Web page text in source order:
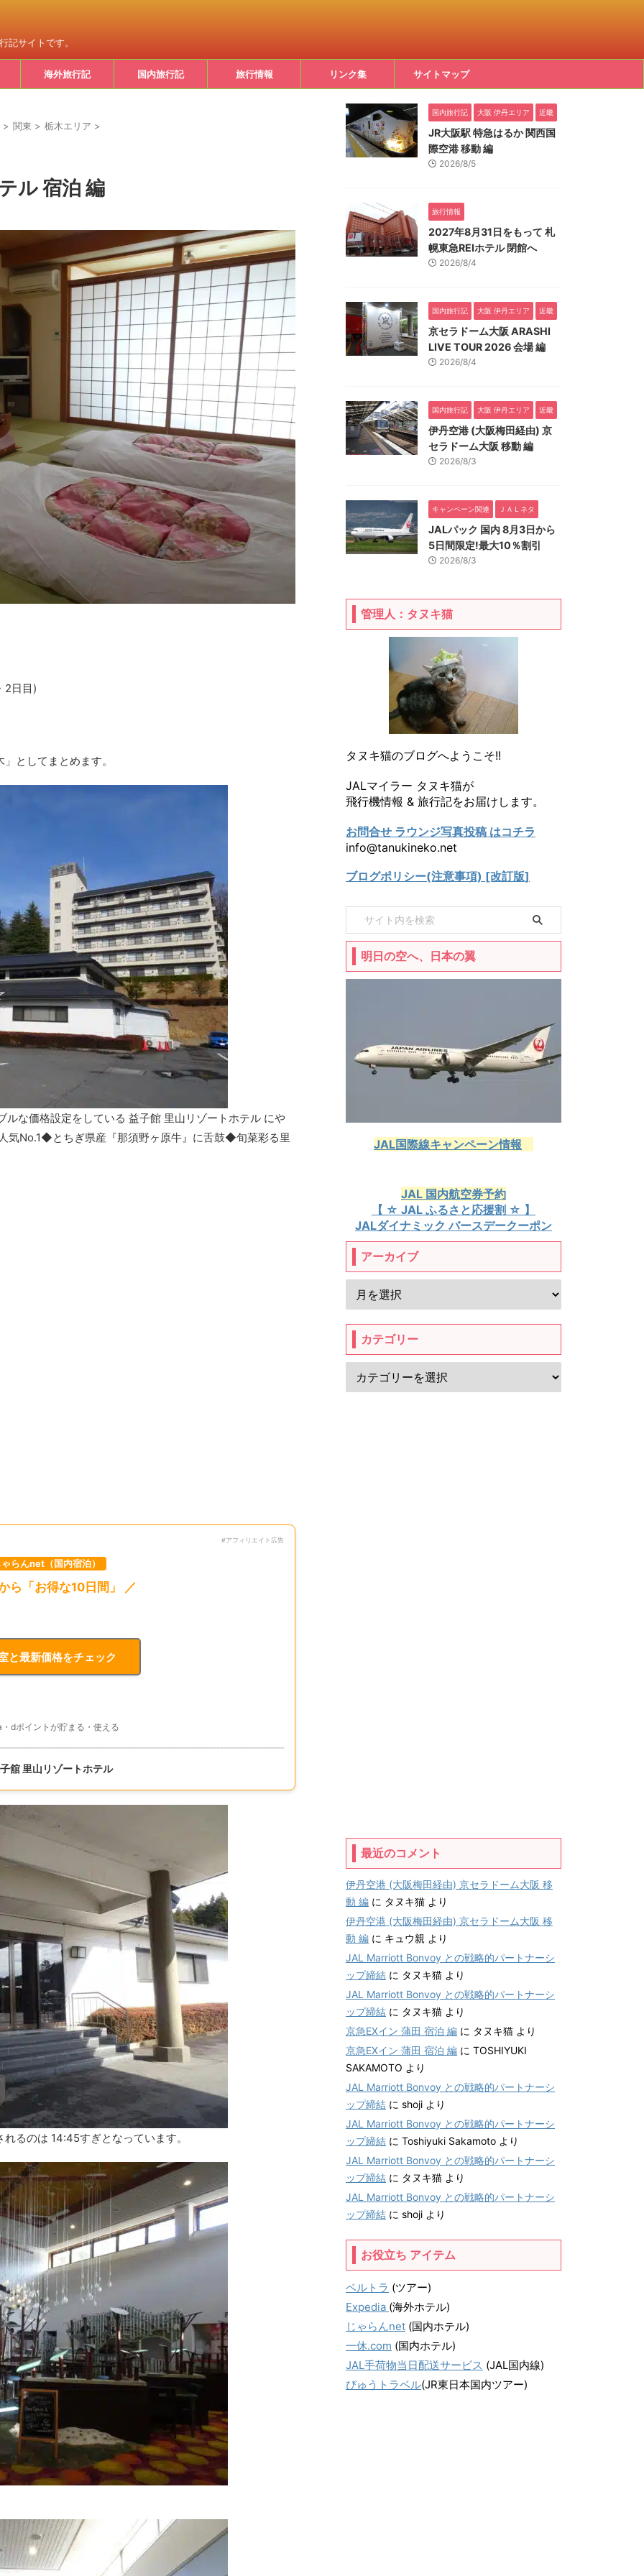
記サイトです。
海外旅行記 国内旅行記 旅行情報 リンク集 サイトマップ
> 関東 > 栃木エリア >
ル 宿泊 編
2日目)
としてまとめます。
な価格設定をしている 益子館 里山リゾートホテル にや
気No.1◆とちぎ県産『那須野ヶ原牛』に舌鼓◆旬菜彩る里
#アフィリエイト広告
らんnet（国内宿泊）
ら「お得な10日間」 ／
と最新価格をチェック
dポイントが貯まる・使える
舘 里山リゾートホテル
るのは 14:45すぎとなっています。
国内旅行記 大阪 伊丹エリア 近畿
JR大阪駅 特急はるか 関西国
際空港 移動 編
2026/8/5
旅行情報
2027年8月31日をもって 札
幌東急REIホテル 閉館へ
2026/8/4
国内旅行記 大阪 伊丹エリア 近畿
京セラドーム大阪 ARASHI
LIVE TOUR 2026 会場 編
2026/8/4
国内旅行記 大阪 伊丹エリア 近畿
伊丹空港 (大阪梅田経由) 京
セラドーム大阪 移動 編
2026/8/3
キャンペーン関連 ＪＡＬネタ
JALパック 国内 8月3日から
5日間限定!最大10％割引
2026/8/3
管理人：タヌキ猫
タヌキ猫のブログへようこそ!!
JALマイラー タヌキ猫が
飛行機情報 & 旅行記をお届けします。
お問合せ ラウンジ写真投稿 はコチラ
info@tanukineko.net
ブログポリシー(注意事項) [改訂版]
明日の空へ、日本の翼
JAL国際線キャンペーン情報
JAL 国内航空券予約
【 ☆ JAL ふるさと応援割 ☆ 】
JALダイナミック バースデークーポン
アーカイブ
カテゴリー
最近のコメント
伊丹空港 (大阪梅田経由) 京セラドーム大阪 移
動 編 に タヌキ猫 より
伊丹空港 (大阪梅田経由) 京セラドーム大阪 移
動 編 に キュウ親 より
JAL Marriott Bonvoy との戦略的パートナーシ
ップ締結 に タヌキ猫 より
JAL Marriott Bonvoy との戦略的パートナーシ
ップ締結 に タヌキ猫 より
京急EXイン 蒲田 宿泊 編 に タヌキ猫 より
京急EXイン 蒲田 宿泊 編 に TOSHIYUKI
SAKAMOTO より
JAL Marriott Bonvoy との戦略的パートナーシ
ップ締結 に shoji より
JAL Marriott Bonvoy との戦略的パートナーシ
ップ締結 に Toshiyuki Sakamoto より
JAL Marriott Bonvoy との戦略的パートナーシ
ップ締結 に タヌキ猫 より
JAL Marriott Bonvoy との戦略的パートナーシ
ップ締結 に shoji より
お役立ち アイテム
ベルトラ (ツアー)
Expedia (海外ホテル)
じゃらんnet (国内ホテル)
一休.com (国内ホテル)
JAL手荷物当日配送サービス (JAL国内線)
びゅうトラベル(JR東日本国内ツアー)